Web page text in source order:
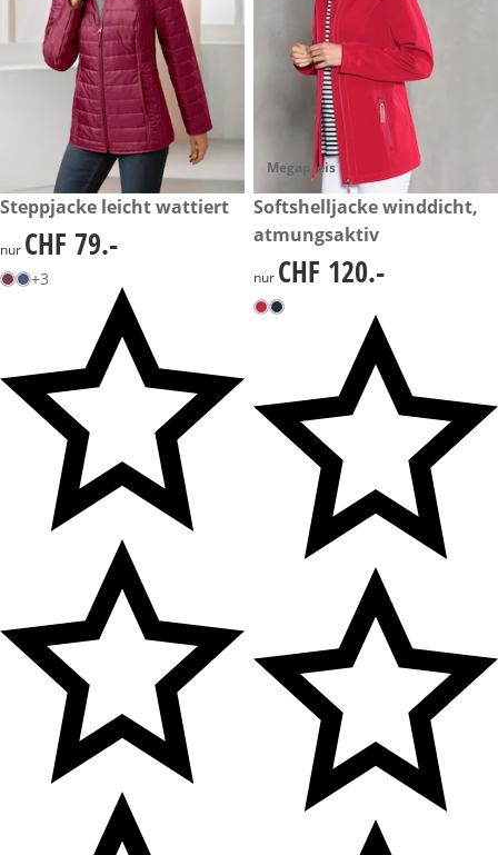
CHF 79.-
Steppjacke leicht wattiert
CHF 79.-
nur CHF 79.-
+3
Megapreis
CHF 120.-
Softshelljacke winddicht,
atmungsaktiv
CHF 120.-
nur CHF 120.-